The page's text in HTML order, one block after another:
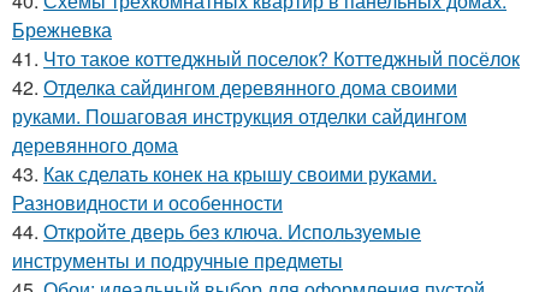
Брежневка
41. Что такое коттеджный поселок? Коттеджный посёлок
42. Отделка сайдингом деревянного дома своими
руками. Пошаговая инструкция отделки сайдингом
деревянного дома
43. Как сделать конек на крышу своими руками.
Разновидности и особенности
44. Откройте дверь без ключа. Используемые
инструменты и подручные предметы